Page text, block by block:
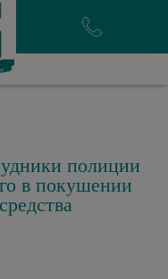
полиции
в покушении